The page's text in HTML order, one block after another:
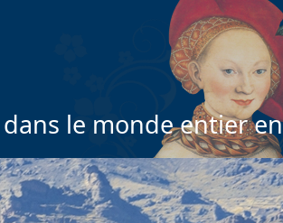
dans le monde entier